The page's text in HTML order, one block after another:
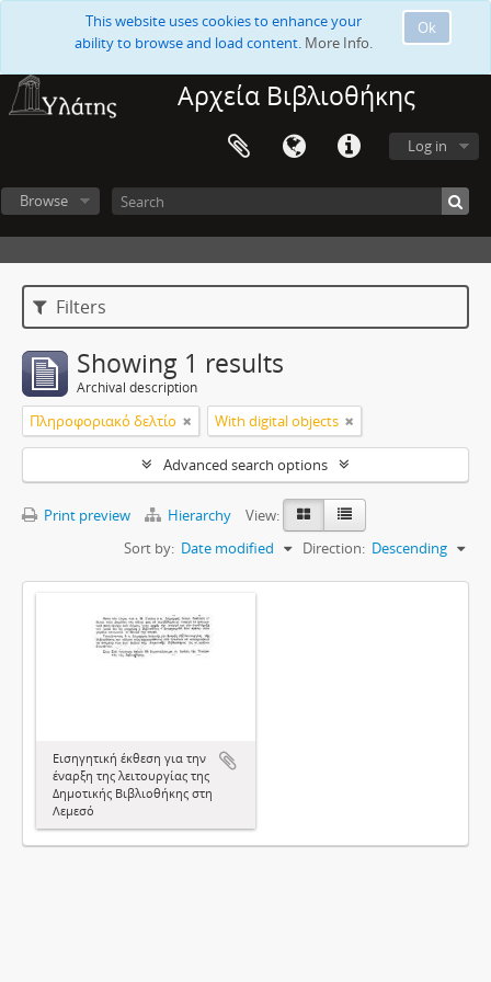
Ok
This website uses cookies to enhance your
ability to browse and load content. More Info.
Αρχεία Βιβλιοθήκης
Log in
Browse
Filters
Showing 1 results
Archival description
Πληροφοριακό δελτίο With digital objects
Advanced search options
Print preview Hierarchy
View:
Sort by: Date modified Direction: Descending
Εισηγητική έκθεση για την
έναρξη της λειτουργίας της
Δημοτικής Βιβλιοθήκης στη
Λεμεσό